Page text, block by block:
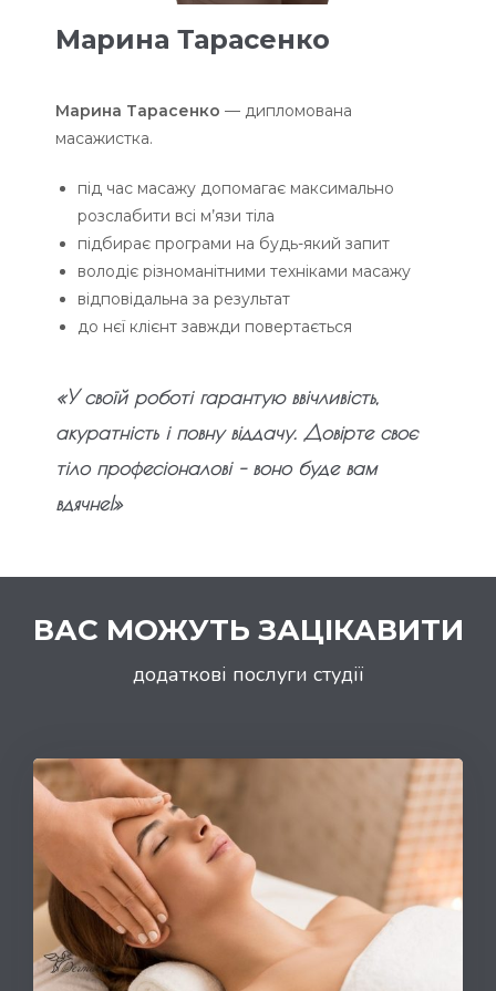
Марина Тарасенко
Марина Тарасенко — дипломована
масажистка.
під час масажу допомагає максимально
розслабити всі м’язи тіла
підбирає програми на будь-який запит
володіє різноманітними техніками масажу
відповідальна за результат
до нєї клієнт завжди повертається
«У своїй роботі гарантую ввічливість,
акуратність і повну вiддачу. Довiрте своє
тіло професіоналові – воно буде вам
вдячне!»
ВАС МОЖУТЬ ЗАЦІКАВИТИ
додаткові послуги студії